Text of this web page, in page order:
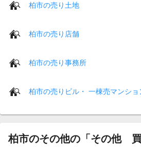
柏市の売り土地
柏市の売り店舗
柏市の売り事務所
柏市の売りビル・ 一棟売マンショ
柏市のその他の「その他